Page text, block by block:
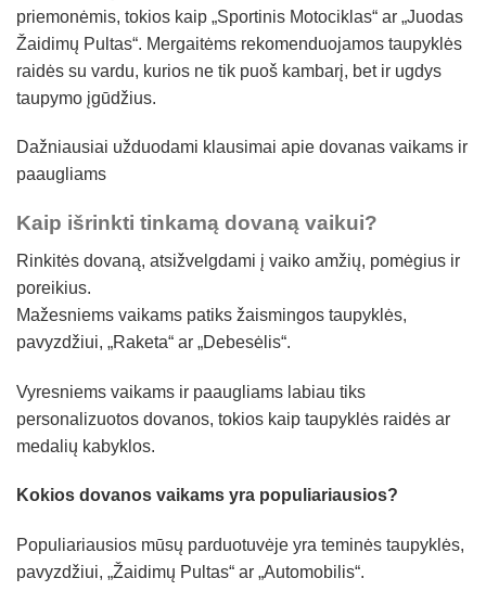
priemonėmis, tokios kaip „Sportinis Motociklas“ ar „Juodas
Žaidimų Pultas“. Mergaitėms rekomenduojamos taupyklės
raidės su vardu, kurios ne tik puoš kambarį, bet ir ugdys
taupymo įgūdžius.
Dažniausiai užduodami klausimai apie dovanas vaikams ir
paaugliams
Kaip išrinkti tinkamą dovaną vaikui?
Rinkitės dovaną, atsižvelgdami į vaiko amžių, pomėgius ir
poreikius.
Mažesniems vaikams patiks žaismingos taupyklės,
pavyzdžiui, „Raketa“ ar „Debesėlis“.
Vyresniems vaikams ir paaugliams labiau tiks
personalizuotos dovanos, tokios kaip taupyklės raidės ar
medalių kabyklos.
Kokios dovanos vaikams yra populiariausios?
Populiariausios mūsų parduotuvėje yra teminės taupyklės,
pavyzdžiui, „Žaidimų Pultas“ ar „Automobilis“.